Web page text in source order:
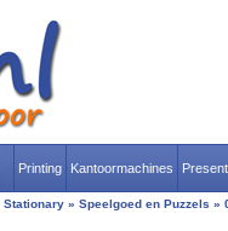
Printing Kantoormachines
Stationary » Speelgoed en Puzzels »